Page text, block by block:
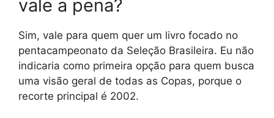
vale a pena?
Sim, vale para quem quer um livro focado no
pentacampeonato da Seleção Brasileira. Eu não
indicaria como primeira opção para quem busca
uma visão geral de todas as Copas, porque o
recorte principal é 2002.